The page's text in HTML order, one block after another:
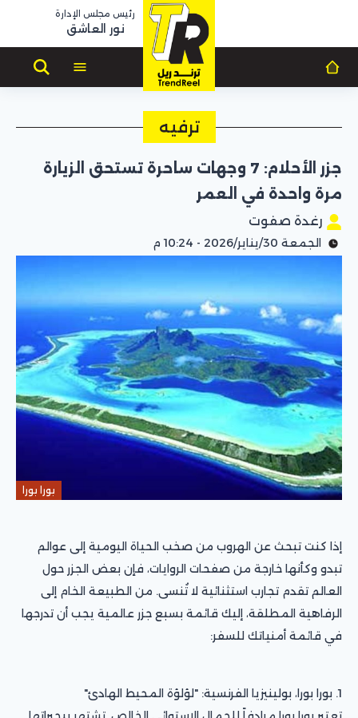
رئيس مجلس الإدارة
نور العاشق
ترفيه
جزر الأحلام: 7 وجهات ساحرة تستحق الزيارة
مرة واحدة في العمر
رغدة صفوت
الجمعة 30/يناير/2026 - 10:24 م
بورا بورا
إذا كنت تبحث عن الهروب من صخب الحياة اليومية إلى عوالم
تبدو وكأنها خارجة من صفحات الروايات، فإن بعض الجزر حول
العالم تقدم تجارب استثنائية لا تُنسى. من الطبيعة الخام إلى
الرفاهية المطلقة، إليك قائمة بسبع جزر عالمية يجب أن تدرجها
في قائمة أمنياتك للسفر:
1. بورا بورا، بولينيزيا الفرنسية: "لؤلؤة المحيط الهادئ"